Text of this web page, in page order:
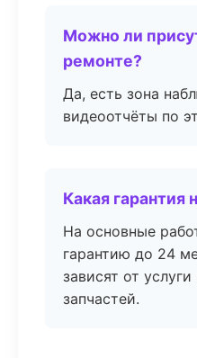
Можно ли
ремонте?
Да, есть зона
видеоотчёты по
Какая гарантия
На основные
гарантию до 24
зависят от
запчастей.